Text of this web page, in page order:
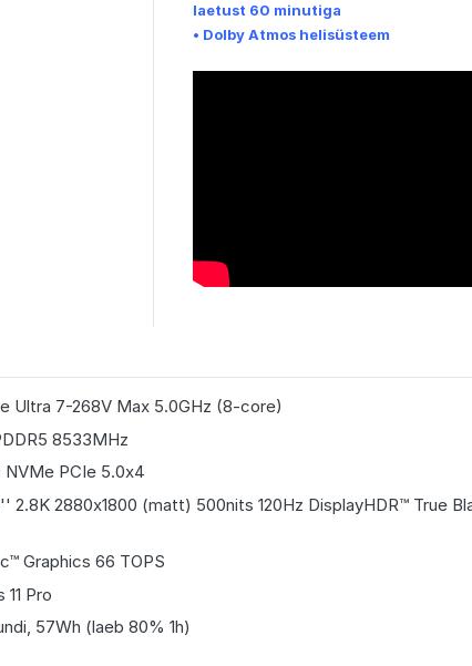
laetust 60 minutiga
• Dolby Atmos helisüsteem
Ultra 7-268V Max 5.0GHz (8-core)
8533MHz
NVMe PCIe 5.0x4
2.8K 2880x1800 (matt) 500nits 120Hz DisplayHDR™ True
Graphics 66 TOPS
Pro
57Wh (laeb 80% 1h)